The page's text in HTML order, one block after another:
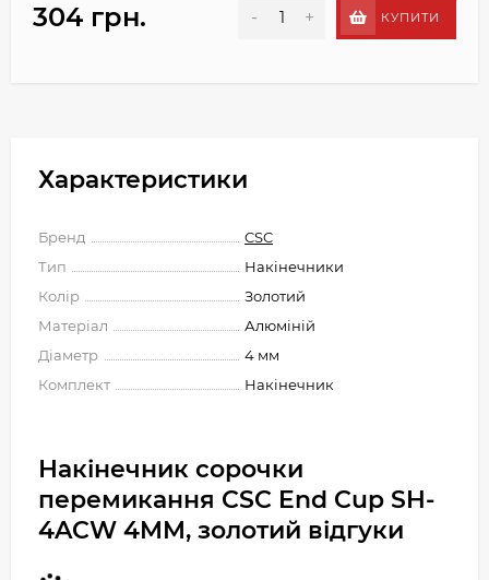
304 грн. - + КУПИТИ
Характеристики
Бренд
CSC
Тип
Накінечники
Колір
Золотий
Матеріал
Алюміній
Діаметр
4 мм
Комплект
Накінечник
Накінечник сорочки
перемикання CSC End Cup SH-
4ACW 4MM, золотий відгуки